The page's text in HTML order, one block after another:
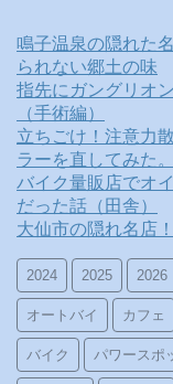
鳴子温泉の隠れた
られない郷土の味
指先にガングリオ
（手術編）
立ちごけ！注意力
ラーを直してみた。
バイク量販店でオ
だった話（田舎）
大仙市の隠れ名店
2024 2025 2026
オートバイ カフェ
バイク パワースポ